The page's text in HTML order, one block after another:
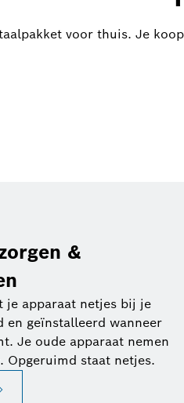
voor thuis. Je
&
je apparaat netjes bij je
en geïnstalleerd wanneer
Je oude apparaat nemen
Opgeruimd staat netjes.